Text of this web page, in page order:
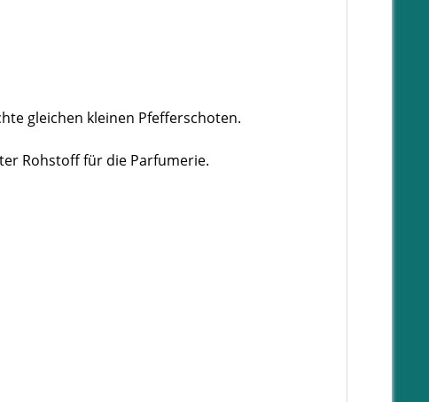
gleichen kleinen Pfefferschoten.
Rohstoff für die Parfumerie.